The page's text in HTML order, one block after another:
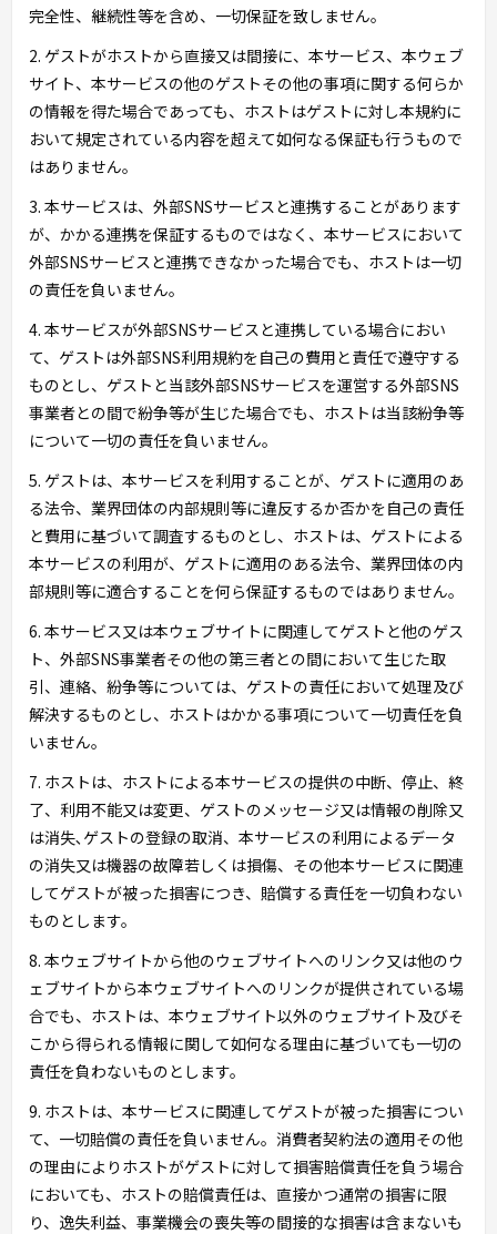
完全性、継続性等を含め、一切保証を致しません。
2. ゲストがホストから直接又は間接に、本サービス、本ウェブ
サイト、本サービスの他のゲストその他の事項に関する何らか
の情報を得た場合であっても、ホストはゲストに対し本規約に
おいて規定されている内容を超えて如何なる保証も行うもので
はありません。
3. 本サービスは、外部SNSサービスと連携することがあります
が、かかる連携を保証するものではなく、本サービスにおいて
外部SNSサービスと連携できなかった場合でも、ホストは一切
の責任を負いません。
4. 本サービスが外部SNSサービスと連携している場合におい
て、ゲストは外部SNS利用規約を自己の費用と責任で遵守する
ものとし、ゲストと当該外部SNSサービスを運営する外部SNS
事業者との間で紛争等が生じた場合でも、ホストは当該紛争等
について一切の責任を負いません。
5. ゲストは、本サービスを利用することが、ゲストに適用のあ
る法令、業界団体の内部規則等に違反するか否かを自己の責任
と費用に基づいて調査するものとし、ホストは、ゲストによる
本サービスの利用が、ゲストに適用のある法令、業界団体の内
部規則等に適合することを何ら保証するものではありません。
6. 本サービス又は本ウェブサイトに関連してゲストと他のゲス
ト、外部SNS事業者その他の第三者との間において生じた取
引、連絡、紛争等については、ゲストの責任において処理及び
解決するものとし、ホストはかかる事項について一切責任を負
いません。
7. ホストは、ホストによる本サービスの提供の中断、停止、終
了、利用不能又は変更、ゲストのメッセージ又は情報の削除又
は消失､ゲストの登録の取消、本サービスの利用によるデータ
の消失又は機器の故障若しくは損傷、その他本サービスに関連
してゲストが被った損害につき、賠償する責任を一切負わない
ものとします。
8. 本ウェブサイトから他のウェブサイトへのリンク又は他のウ
ェブサイトから本ウェブサイトへのリンクが提供されている場
合でも、ホストは、本ウェブサイト以外のウェブサイト及びそ
こから得られる情報に関して如何なる理由に基づいても一切の
責任を負わないものとします。
9. ホストは、本サービスに関連してゲストが被った損害につい
て、一切賠償の責任を負いません。消費者契約法の適用その他
の理由によりホストがゲストに対して損害賠償責任を負う場合
においても、ホストの賠償責任は、直接かつ通常の損害に限
り、逸失利益、事業機会の喪失等の間接的な損害は含まないも